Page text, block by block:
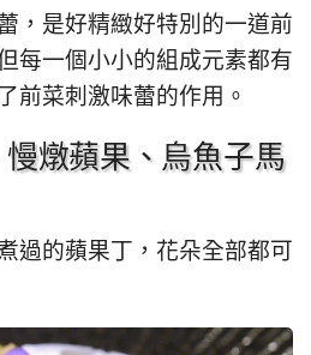
，是好精緻好特別的一道前
每一個小小的組成元素都有
前菜刺激味蕾的作用。
燉蘋果、烏魚子馬
過的蘋果丁，花朵全部都可